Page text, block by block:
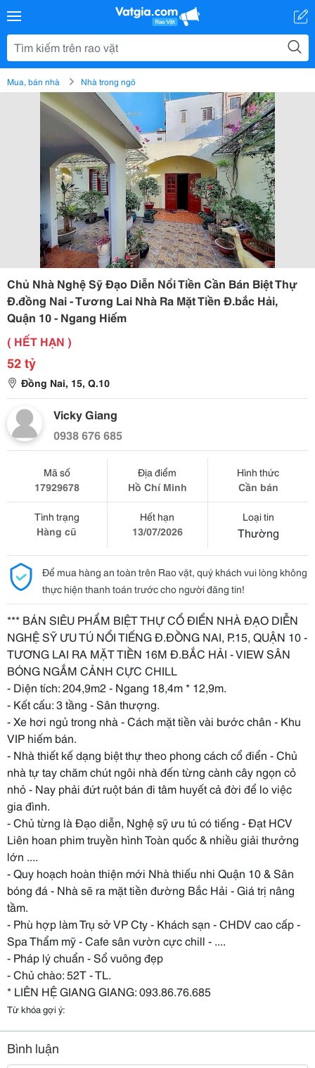
Mua, bán nhà Nhà trong ngõ
Chủ Nhà Nghệ Sỹ Đạo Diễn Nổi Tiền Cần Bán Biệt Thự
Đ.đồng Nai - Tương Lai Nhà Ra Mặt Tiền Đ.bắc Hải,
Quận 10 - Ngang Hiếm
( HẾT HẠN )
52 tỷ
Đồng Nai, 15, Q.10
Vicky Giang
0938 676 685
Mã số
17929678
Địa điểm
Hồ Chí Minh
Hình thức
Cần bán
Tình trạng
Hàng cũ
Hết hạn
13/07/2026
Loại tin
Thường
Để mua hàng an toàn trên Rao vặt, quý khách vui lòng không
thực hiện thanh toán trước cho người đăng tin!
*** BÁN SIÊU PHẨM BIỆT THỰ CỔ ĐIỂN NHÀ ĐẠO DIỄN
NGHỆ SỸ ƯU TÚ NỔI TIẾNG Đ.ĐỒNG NAI, P.15, QUẬN 10 -
TƯƠNG LAI RA MẶT TIỀN 16M Đ.BẮC HẢI - VIEW SÂN
BÓNG NGẮM CẢNH CỰC CHILL
- Diện tích: 204,9m2 - Ngang 18,4m * 12,9m.
- Kết cấu: 3 tầng - Sân thượng.
- Xe hơi ngủ trong nhà - Cách mặt tiền vài bước chân - Khu
VIP hiếm bán.
- Nhà thiết kế dạng biệt thự theo phong cách cổ điển - Chủ
nhà tự tay chăm chút ngôi nhà đến từng cành cây ngọn cỏ
nhỏ - Nay phải đứt ruột bán đi tâm huyết cả đời để lo việc
gia đình.
- Chủ từng là Đạo diễn, Nghệ sỹ ưu tú có tiếng - Đạt HCV
Liên hoan phim truyền hình Toàn quốc & nhiều giải thưởng
lớn ....
- Quy hoạch hoàn thiện mới Nhà thiếu nhi Quận 10 & Sân
bóng đá - Nhà sẽ ra mặt tiền đường Bắc Hải - Giá trị nâng
tầm.
- Phù hợp làm Trụ sở VP Cty - Khách sạn - CHDV cao cấp -
Spa Thẩm mỹ - Cafe sân vườn cực chill - ....
- Pháp lý chuẩn - Sổ vuông đẹp
- Chủ chào: 52T - TL.
* LIÊN HỆ GIANG GIANG: 093.86.76.685
Từ khóa gợi ý:
Bình luận